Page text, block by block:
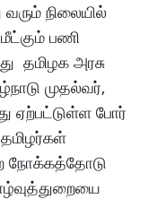
நிலையில்
பணி
தமிழக அரசு
முதல்வர்,
ஏற்பட்டுள்ள போர்
நோக்கத்தோடு